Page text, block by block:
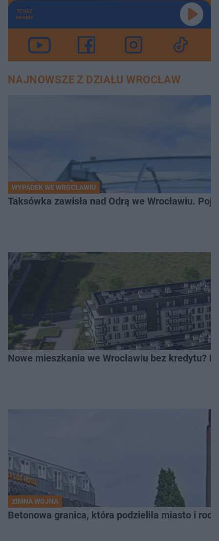
TERAZ
GRAMY
NAJNOWSZE Z DZIAŁU WROCŁAW
WYPADEK WE WROCŁAWIU
Taksówka zawisła nad Odrą we Wrocławiu.
Nowe mieszkania we Wrocławiu bez kredytu?
ZIMNA WOJNA
Betonowa granica, która podzieliła miasto i